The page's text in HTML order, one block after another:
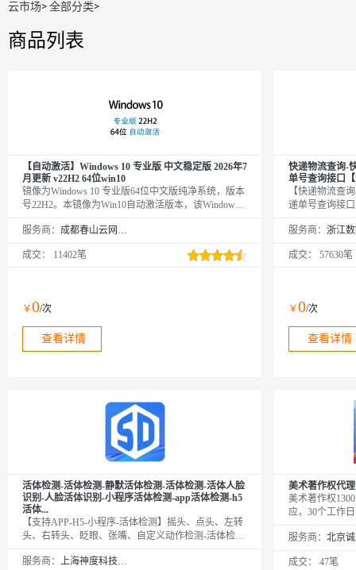
云市场>全部分类>
商品列表
【自动激活】Windows 10 专业版 中文稳定版 2026年7
月更新 v22H2 64位win10
镜像为Windows 10 专业版64位中文版纯净系统，版本
号22H2。本镜像为Win10自动激活版本，该Windows
容云服务器。根据使用反馈，目前Win10相比Win11更
服务商： 成都春山云网络科技有限公司
成交： 11402笔
￥0/次
查看详情
快递物流查询-
单号查询接口
【快递物流查
递单号查询接
韵达、百世、
查询。24h不间
服务商：
成交： 57630笔
￥0/次
查看详情
活体检测-活体检测-静默活体检测-活体检测-活体人脸
识别-人脸活体识别-小程序活体检测-app活体检测-h5
活体...
【支持APP-H5-小程序-活体检测】摇头、点头、左转
头、右转头、眨眼、张嘴、自定义动作检测-活体检测
人脸识别-活体人脸识别-活体检测-活体检测H5-活体判
服务商： 上海神度科技有限公司
美术著作权代理
美术著作权
应，30个工作
服务商：
成交： 47笔